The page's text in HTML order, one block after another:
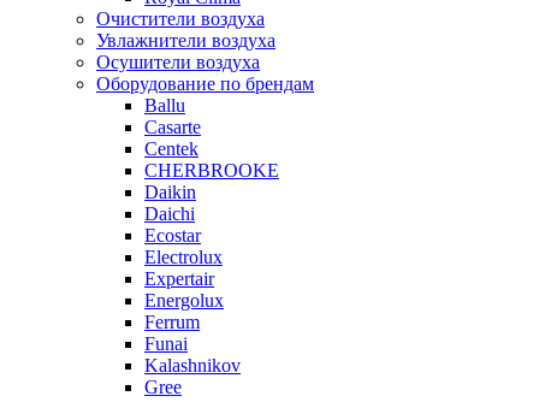
Очистители воздуха
Увлажнители воздуха
Осушители воздуха
Оборудование по брендам
Ballu
Casarte
Centek
CHERBROOKE
Daikin
Daichi
Ecostar
Electrolux
Expertair
Energolux
Ferrum
Funai
Kalashnikov
Gree